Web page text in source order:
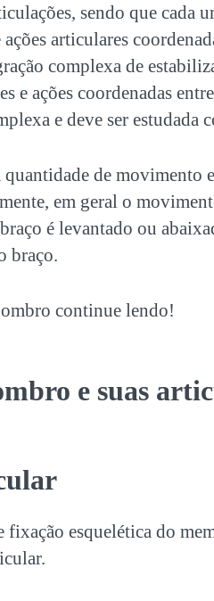
sendo que cada
articulares
complexa de
ações coordenadas
e deve ser estudada
de movimento
em geral o
é levantado ou
braço.
continue lendo!
e suas
esquelética do